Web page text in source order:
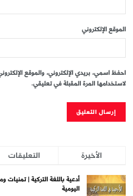
الموقع الإلكتروني
احفظ اسمي، بريدي الإلكتروني، والموقع
لاستخدامها المرة المقبلة في تعليقي.
التعليقات الأخيرة
أدعية باللغة التركية |
اليومية